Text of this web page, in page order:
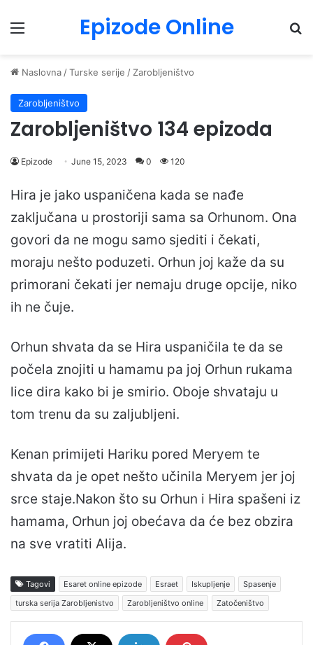
Menu Epizode Online
Naslovna /Turske serije / Zarobljeništvo
Zarobljeništvo
Zarobljeništvo 134 epizoda
Epizode June 15, 2023 0 120
Hira je jako uspaničena kada se nađe
zaključana u prostoriji sama sa Orhunom. Ona
govori da ne mogu samo sjediti i čekati,
moraju nešto poduzeti. Orhun joj kaže da su
primorani čekati jer nemaju druge opcije, niko
ih ne čuje.
Orhun shvata da se Hira uspaničila te da se
počela znojiti u hamamu pa joj Orhun rukama
lice dira kako bi je smirio. Oboje shvataju u
tom trenu da su zaljubljeni.
Kenan primijeti Hariku pored Meryem te
shvata da je opet nešto učinila Meryem jer joj
srce staje.Nakon što su Orhun i Hira spašeni iz
hamama, Orhun joj obećava da će bez obzira
na sve vratiti Alija.
Tagovi Esaret online epizode Esraet Iskupljenje
Spasenje
turska serija Zarobljenistvo
Zarobljeništvo online Zatočeništvo